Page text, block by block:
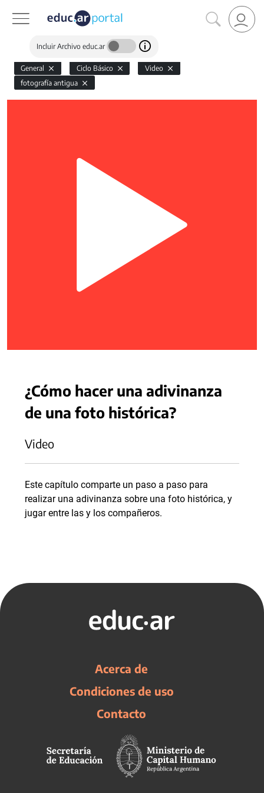
Incluir Archivo educ.ar
General Ciclo Básico
Video
fotografía antigua
¿Cómo hacer una adivinanza
de una foto histórica?
Video
Este capítulo comparte un paso a paso para
realizar una adivinanza sobre una foto histórica, y
jugar entre las y los compañeros.
Acerca de
Condiciones de uso
Contacto